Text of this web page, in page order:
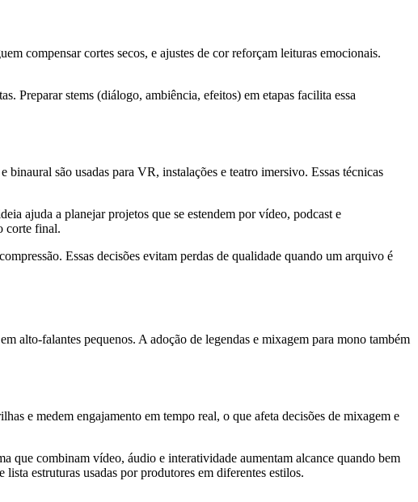
compensar cortes secos, e ajustes de cor reforçam leituras emocionais.
Preparar stems (diálogo, ambiência, efeitos) em etapas facilita essa
são usadas para VR, instalações e teatro imersivo. Essas técnicas
ajuda a planejar projetos que se estendem por vídeo, podcast e
corte final.
Essas decisões evitam perdas de qualidade quando um arquivo é
alto-falantes pequenos. A adoção de legendas e mixagem para mono também
e medem engajamento em tempo real, o que afeta decisões de mixagem e
que combinam vídeo, áudio e interatividade aumentam alcance quando bem
lista estruturas usadas por produtores em diferentes estilos.